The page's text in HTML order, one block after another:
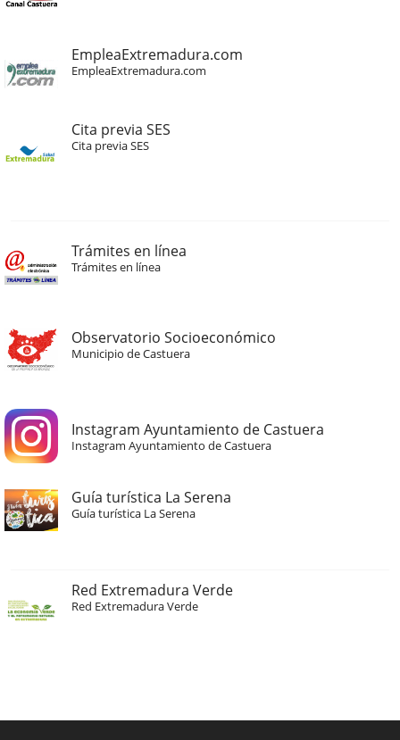
EmpleaExtremadura.com
EmpleaExtremadura.com
Cita previa SES
Cita previa SES
Trámites en línea
Trámites en línea
Observatorio Socioeconómico
Municipio de Castuera
Instagram Ayuntamiento de Castuera
Instagram Ayuntamiento de Castuera
Guía turística La Serena
Guía turística La Serena
Red Extremadura Verde
Red Extremadura Verde